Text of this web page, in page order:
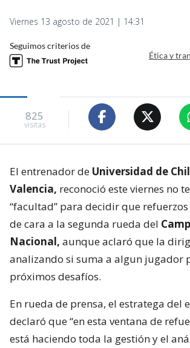
Viernes 13 agosto de 2021 | 14:31
Seguimos criterios de
Ética y
825
visitas
El entrenador de Universidad de
Valencia, reconoció este viernes no
“facultad” para decidir que
de cara a la segunda rueda del
Nacional, aunque aclaró que la
analizando si suma a algun jugador
próximos desafíos.
En rueda de prensa, el estratega del
declaró que “en esta ventana de
está haciendo toda la gestión y el